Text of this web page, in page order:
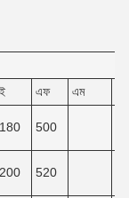
ই এফ এম
180 500
200 520